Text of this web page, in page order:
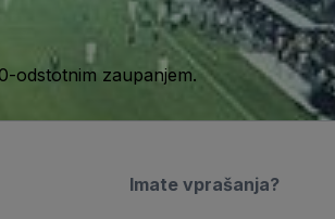
odstotnim zaupanjem.
Imate vprašanja?